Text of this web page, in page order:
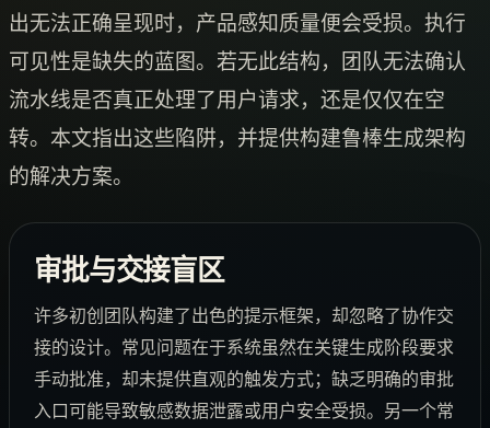
出无法正确呈现时，产品感知质量便会受损。执行
可见性是缺失的蓝图。若无此结构，团队无法确认
流水线是否真正处理了用户请求，还是仅仅在空
转。本文指出这些陷阱，并提供构建鲁棒生成架构
的解决方案。
审批与交接盲区
许多初创团队构建了出色的提示框架，却忽略了协作交
接的设计。常见问题在于系统虽然在关键生成阶段要求
手动批准，却未提供直观的触发方式；缺乏明确的审批
入口可能导致敏感数据泄露或用户安全受损。另一个常